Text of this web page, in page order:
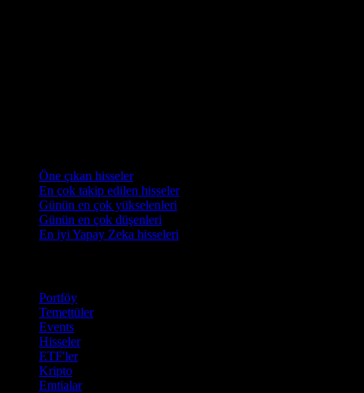
Öne çıkan hisseler
En çok takip edilen hisseler
Günün en çok yükselenleri
Günün en çok düşenleri
En iyi Yapay Zeka hisseleri
Portföy
Temettüler
Events
Hisseler
ETF'ler
Kripto
Emtialar